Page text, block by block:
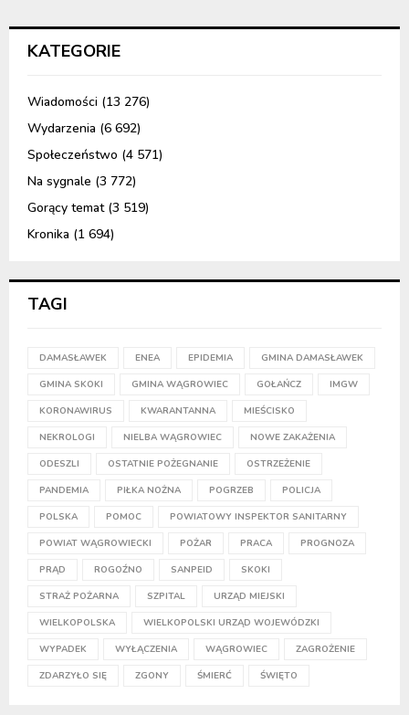
KATEGORIE
Wiadomości (13 276)
Wydarzenia (6 692)
Społeczeństwo (4 571)
Na sygnale (3 772)
Gorący temat(3 519)
Kronika (1 694)
TAGI
DAMASŁAWEK ENEA EPIDEMIA GMINA DAMASŁAWEK
GMINA SKOKI GMINA WĄGROWIEC GOŁAŃCZ IMGW
KORONAWIRUS KWARANTANNA MIEŚCISKO
NEKROLOGI NIELBA WĄGROWIEC NOWE ZAKAŻENIA
ODESZLI OSTATNIE POŻEGNANIE OSTRZEŻENIE
PANDEMIA PIŁKA NOŻNA POGRZEB POLICJA
POLSKA POMOC POWIATOWY INSPEKTOR SANITARNY
POWIAT WĄGROWIECKI POŻAR PRACA PROGNOZA
PRĄD ROGOŹNO SANPEID SKOKI
STRAŻ POŻARNA SZPITAL URZĄD MIEJSKI
WIELKOPOLSKA WIELKOPOLSKI URZĄD WOJEWÓDZKI
WYPADEK WYŁĄCZENIA WĄGROWIEC ZAGROŻENIE
ZDARZYŁO SIĘ ZGONY ŚMIERĆ ŚWIĘTO